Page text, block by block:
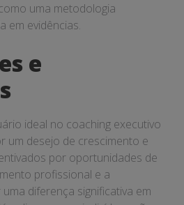
uma metodologia
em evidências.
e
ideal no coaching executivo
um desejo de crescimento e
por oportunidades de
profissional e a
diferença significativa em